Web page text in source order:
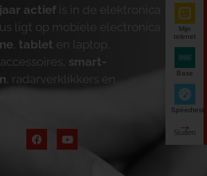
actief is in de elektronica
ligt op mobiele electronica
tablet en laptop,
smart-
, radarverklikkers en
Mijn
telenet
Base
Speedtest